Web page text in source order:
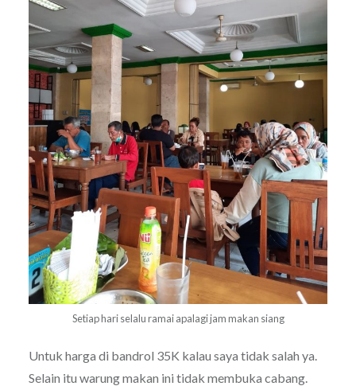
Setiap hari selalu ramai apalagi jam makan siang
Untuk harga di bandrol 35K kalau saya tidak salah ya.
Selain itu warung makan ini tidak membuka cabang.